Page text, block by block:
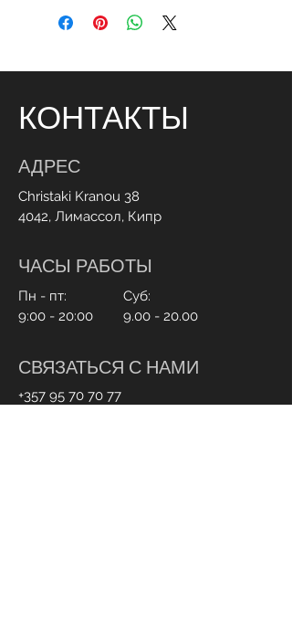
КОНТАКТЫ
АДРЕС
Christaki Kranou 38
4042, Лимассол, Кипр
ЧАСЫ РАБОТЫ
Пн - пт:
9:00 - 20:00
Суб:
9.00 - 20.00
СВЯЗАТЬСЯ С НАМИ
+357 95 70 70 77